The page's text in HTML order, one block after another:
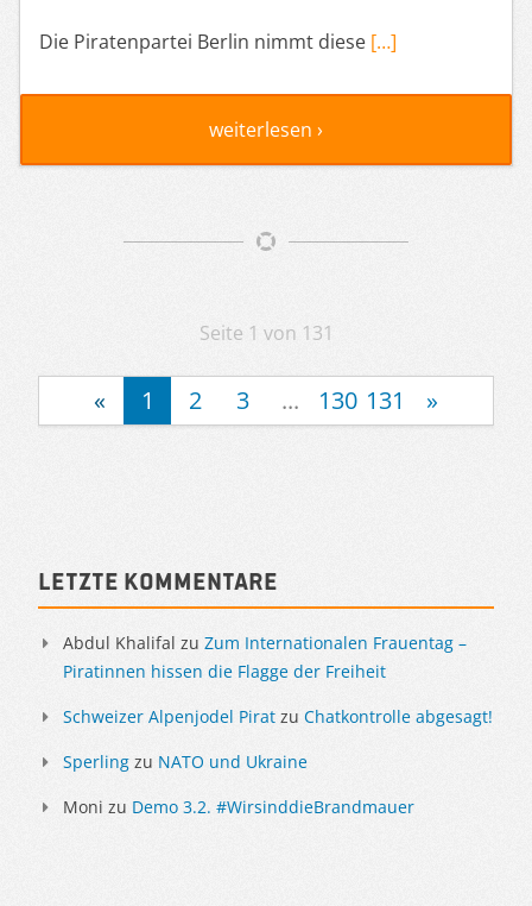
Die Piratenpartei Berlin nimmt diese […]
weiterlesen ›
Artikelnavigation
Seite 1 von 131
« 1 2 3 ... 130 131 »
Sidebar
Letzte Kommentare
Abdul Khalifal zu Zum Internationalen Frauentag –
Piratinnen hissen die Flagge der Freiheit
Schweizer Alpenjodel Pirat zu Chatkontrolle abgesagt!
Sperling zu NATO und Ukraine
Moni zu Demo 3.2. #WirsinddieBrandmauer